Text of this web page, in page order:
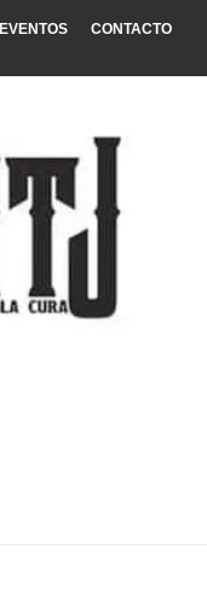
EVENTOS CONTACTO